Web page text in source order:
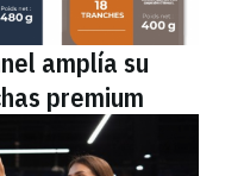
amplía su
premium